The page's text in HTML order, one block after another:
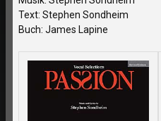
Text: Stephen Sondheim
Buch: James Lapine